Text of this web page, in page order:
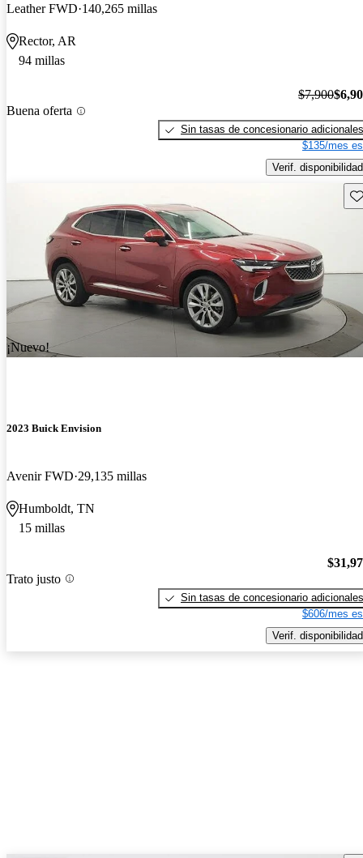
Leather FWD 140,265 millas
Rector, AR
94 millas
Buena oferta
$7,900
Sin tasas de concesionario adicionales
$135/mes
Verif. disponibilidad
¡Nuevo!
2023 Buick Envision
Avenir FWD 29,135 millas
Humboldt, TN
15 millas
Trato justo
Sin tasas de concesionario adicionales
$606/mes
Verif. disponibilidad